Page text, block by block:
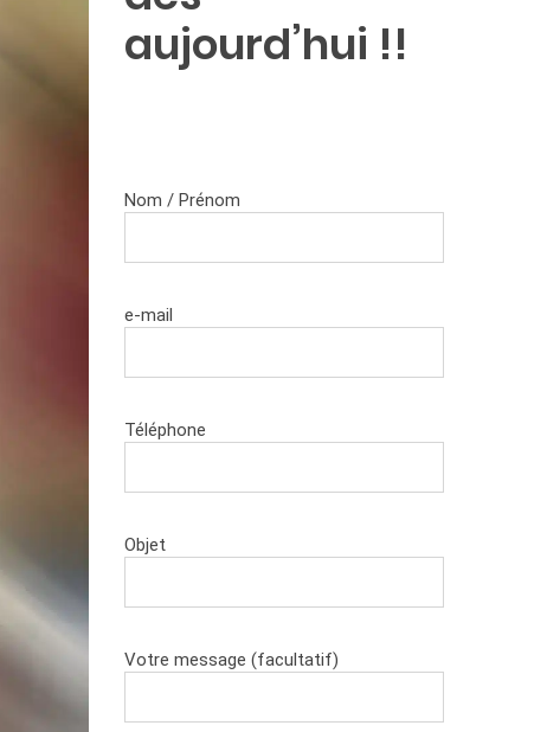
aujourd’hui !!
Nom / Prénom
e-mail
Téléphone
Objet
Votre message (facultatif)